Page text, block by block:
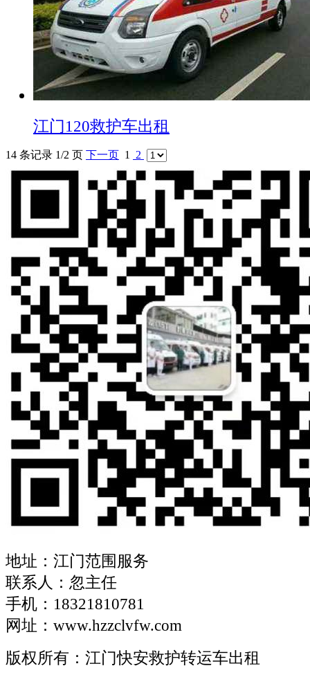
江门120救护车出租
14 条记录 1/2 页 下一页 1 2
地址：江门范围服务
联系人：忽主任
手机：18321810781
网址：www.hzzclvfw.com
版权所有：江门快安救护转运车出租